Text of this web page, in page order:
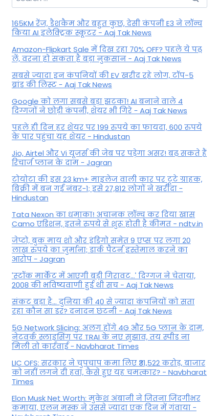
for:
165KM रेंज, डैशकैम और बहुत कुछ, देसी कंपनी E3 ने लॉन्च
किया AI इलेक्ट्रिक स्कूटर - Aaj Tak News
Amazon-Flipkart Sale में दिख रहा 70% OFF? पहले ये पढ़
लें, वरना हो सकता है बड़ा नुकसान - Aaj Tak News
सबसे ज्यादा इन कंपनियों की EV खरीद रहे लोग, टॉप-5
ब्रांड की लिस्ट - Aaj Tak News
Google को लगा सबसे बड़ा झटका! AI बनाने वाले 4
दिग्गजों ने छोड़ी कंपनी, शेयर भी गिरे - Aaj Tak News
पहले ही दिन हर शेयर पर 199 रुपये का फायदा, 600 रुपये
के पार पहुंचा यह शेयर - Hindustan
Jio, Airtel और Vi यूजर्स की जेब पर पड़ेगा असर! बढ़ सकते हैं
रिचार्ज प्लान के दाम - Jagran
टोयोटा की इस 23 km+ माइलेज वाली कार पर टूटे ग्राहक,
बिक्री में बन गई नंबर-1; इसे 27,812 लोगों ने खरीदा -
Hindustan
Tata Nexon का धमाका! अचानक लॉन्च कर दिया खास
Camo एडिशन, इतने रुपये से शुरू होती है कीमत - ndtv.in
जेप्टो, बुक माय शो और इंडिगो समेत 9 एप्स पर लगा 20
लाख रुपये का जुर्माना; डार्क पैटर्न इस्तेमाल करने का
आरोप - Jagran
'स्‍टॉक मार्केट में आएगी बड़ी गिरावट...' दिग्‍गज ने चेताया,
2008 की भविष्यवाणी हुई थी सच - Aaj Tak News
संकट बड़ा है... दुनिया की 40 से ज्यादा कंपनियों को सता
रहा कौन सा डर? दनादन छंटनी - Aaj Tak News
5G Network Slicing: अलग होंगे 4G और 5G प्लान के दाम,
नेटवर्क स्लाइसिंग पर TRAI के नए सुझाव, तय स्पीड ना
मिली तो कार्रवाई - Navbharat Times
LIC OFS: सरकार ने चुपचाप कमा लिए ₹31,522 करोड़, बाजार
को नहीं लगने दी हवा, कैसे हुए यह चमत्कार? - Navbharat
Times
Elon Musk Net Worth: मुकेश अंबानी ने जितना जिंदगीभर
कमाया, एलन मस्क ने उससे ज्यादा एक दिन में गंवाया -